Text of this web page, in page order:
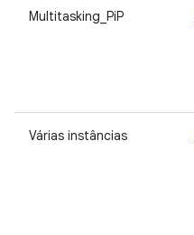
Multitasking_PiP
Várias instâncias